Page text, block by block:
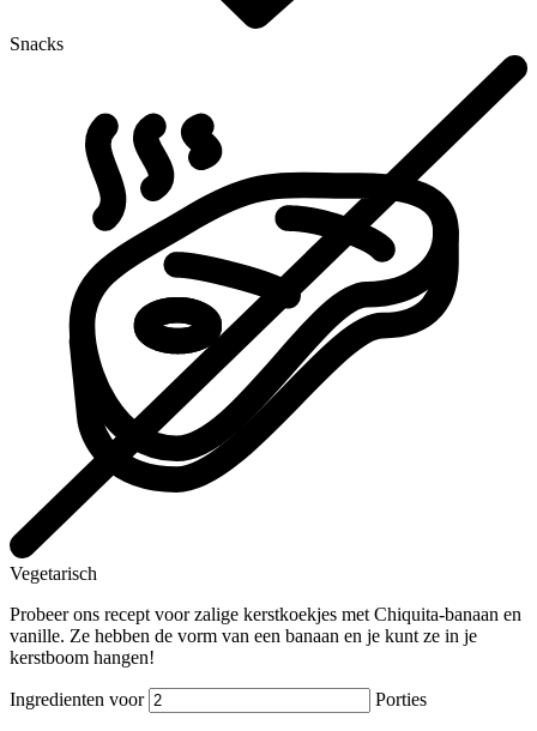
Snacks
Vegetarisch
Probeer ons recept voor zalige kerstkoekjes met Chiquita-banaan en
vanille. Ze hebben de vorm van een banaan en je kunt ze in je
kerstboom hangen!
Ingredienten voor Porties